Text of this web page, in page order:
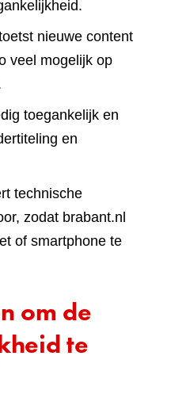
nieuwe content
veel mogelijk op
toegankelijk en
en
technische
zodat brabant.nl
of smartphone te
om de
te